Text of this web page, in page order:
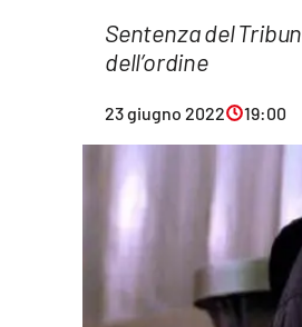
Sentenza del
dell’ordine
23 giugno 2022 19:00